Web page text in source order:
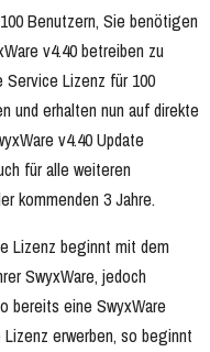
Benutzern, Sie benötigen
v4.40 betreiben zu
Service Lizenz für 100
und erhalten nun auf direkte
v4.40 Update
für alle weiteren
kommenden 3 Jahre.
Lizenz beginnt mit dem
SwyxWare, jedoch
bereits eine SwyxWare
erwerben, so beginnt